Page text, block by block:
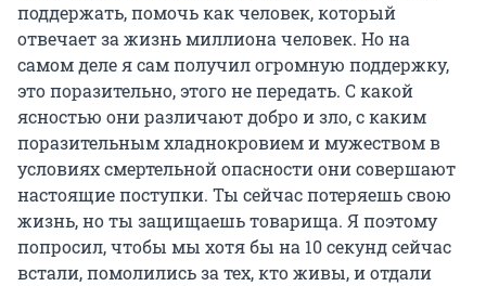
поддержать, помочь как человек, который
отвечает за жизнь миллиона человек. Но на
самом деле я сам получил огромную поддержку,
это поразительно, этого не передать. С какой
ясностью они различают добро и зло, с каким
поразительным хладнокровием и мужеством в
условиях смертельной опасности они совершают
настоящие поступки. Ты сейчас потеряешь свою
жизнь, но ты защищаешь товарища. Я поэтому
попросил, чтобы мы хотя бы на 10 секунд сейчас
встали, помолились за тех, кто живы, и отдали